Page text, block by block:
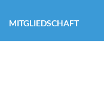
MITGLIEDSCHAFT